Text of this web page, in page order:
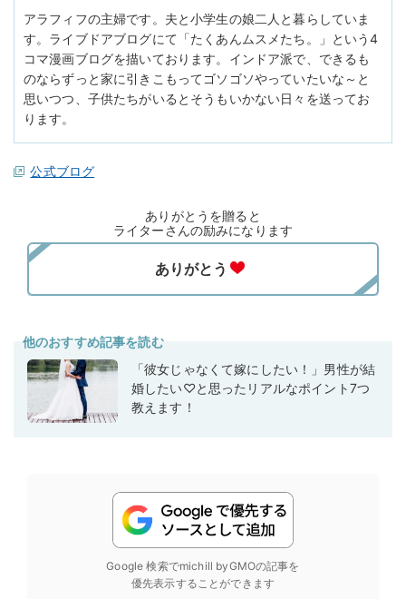
アラフィフの主婦です。夫と小学生の娘二人と暮らしていま
す。ライブドアブログにて「たくあんムスメたち。」という4
コマ漫画ブログを描いております。インドア派で、できるも
のならずっと家に引きこもってゴソゴソやっていたいな～と
思いつつ、子供たちがいるとそうもいかない日々を送ってお
ります。
公式ブログ
ありがとうを贈ると
ライターさんの励みになります
他のおすすめ記事を読む
「彼女じゃなくて嫁にしたい！」男性が結
婚したい♡と思ったリアルなポイント7つ
教えます！
Google 検索でmichill byGMOの記事を
優先表示することができます